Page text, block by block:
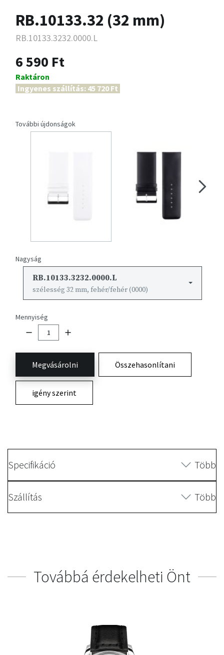
RB.10133.32 (32 mm)
RB.10133.3232.0000.L
6 590 Ft
Raktáron
Ingyenes szállítás: 45 720 Ft
További újdonságok
Nagyság
RB.10133.3232.0000.L
szélesség 32 mm, fehér/fehér (0000)
Mennyiség
Megvásárolni Összehasonlítani
igény szerint
Specifikáció Több
Szállítás Több
Továbbá érdekelheti Önt